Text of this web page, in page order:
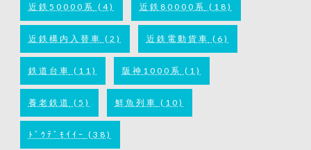
近鉄50000系 (4) 近鉄80000系 (18)
近鉄構内入替車 (2) 近鉄電動貨車 (6)
鉄道台車 (11) 阪神1000系 (1)
養老鉄道 (5) 鮮魚列車 (10)
ﾄﾞｳﾃﾞﾓｲｲｰ (38)